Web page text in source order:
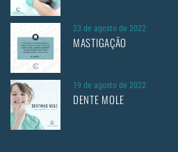
23 de agosto de 2022
MASTIGAÇÃO
19 de agosto de 2022
DENTE MOLE